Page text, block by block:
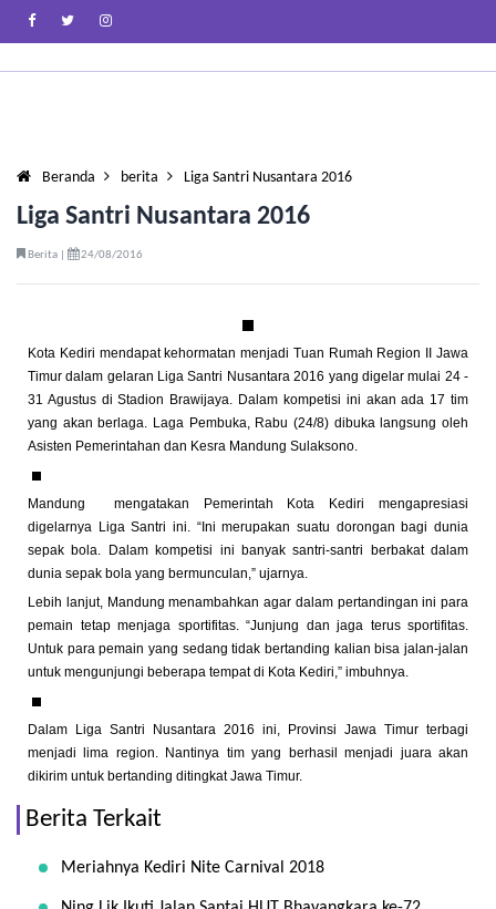
Beranda berita Liga Santri Nusantara 2016
Liga Santri Nusantara 2016
Berita | 24/08/2016
Kota Kediri mendapat kehormatan menjadi Tuan Rumah Region II Jawa
Timur dalam gelaran Liga Santri Nusantara 2016 yang digelar mulai 24 -
31 Agustus di Stadion Brawijaya. Dalam kompetisi ini akan ada 17 tim
yang akan berlaga. Laga Pembuka, Rabu (24/8) dibuka langsung oleh
Asisten Pemerintahan dan Kesra Mandung Sulaksono.
Mandung mengatakan Pemerintah Kota Kediri mengapresiasi
digelarnya Liga Santri ini. “Ini merupakan suatu dorongan bagi dunia
sepak bola. Dalam kompetisi ini banyak santri-santri berbakat dalam
dunia sepak bola yang bermunculan,” ujarnya.
Lebih lanjut, Mandung menambahkan agar dalam pertandingan ini para
pemain tetap menjaga sportifitas. “Junjung dan jaga terus sportifitas.
Untuk para pemain yang sedang tidak bertanding kalian bisa jalan-jalan
untuk mengunjungi beberapa tempat di Kota Kediri,” imbuhnya.
Dalam Liga Santri Nusantara 2016 ini, Provinsi Jawa Timur terbagi
menjadi lima region. Nantinya tim yang berhasil menjadi juara akan
dikirim untuk bertanding ditingkat Jawa Timur.
Berita Terkait
Meriahnya Kediri Nite Carnival 2018